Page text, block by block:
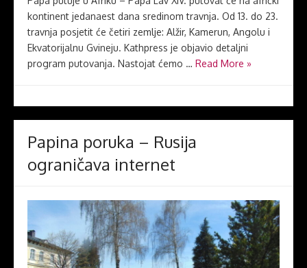
kontinent jedanaest dana sredinom travnja. Od 13. do 23.
travnja posjetit će četiri zemlje: Alžir, Kamerun, Angolu i
Ekvatorijalnu Gvineju. Kathpress je objavio detaljni
program putovanja. Nastojat ćemo … Read More »
Papina poruka – Rusija
ograničava internet